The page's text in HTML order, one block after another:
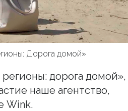
Дорога домой»
дорога домой»,
наше агентство,
Wink.